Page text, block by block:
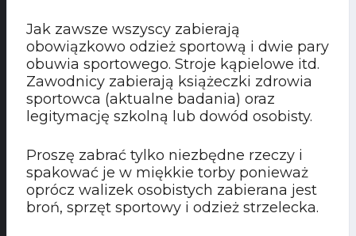
Jak zawsze wszyscy zabierają
obowiązkowo odzież sportową i dwie pary
obuwia sportowego. Stroje kąpielowe itd.
Zawodnicy zabierają książeczki zdrowia
sportowca (aktualne badania) oraz
legitymację szkolną lub dowód osobisty.
Proszę zabrać tylko niezbędne rzeczy i
spakować je w miękkie torby ponieważ
oprócz walizek osobistych zabierana jest
broń, sprzęt sportowy i odzież strzelecka.